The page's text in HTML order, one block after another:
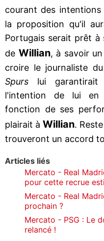
courant des
la proposition qu'il
Portugais serait prêt à
de Willian, à savoir
croire le journaliste du
Spurs lui garantirait
l'intention de lui
fonction de ses
plairait à Willian.
trouveront un accord
Articles liés
Mercato - Real
pour cette recrue
Mercato - Real
prochain ?
Mercato - PSG : Le
relancé !